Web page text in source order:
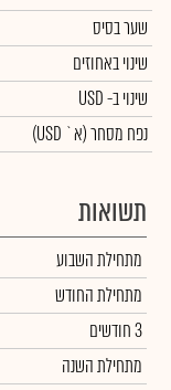
שער בסיס
שינוי באחוזים
שינויב- USD
נפח מסחר(א` USD)
תשואות
מתחילת השבוע
מתחילת החודש
3 חודשים
מתחילת השנה